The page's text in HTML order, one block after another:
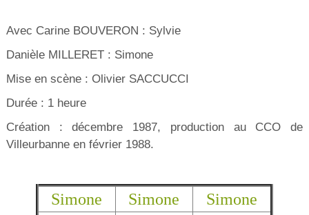
Avec Carine BOUVERON : Sylvie
Danièle MILLERET : Simone
Mise en scène : Olivier SACCUCCI
Durée : 1 heure
Création : décembre 1987, production au CCO de
Villeurbanne en février 1988.
Simone Simone
Simone